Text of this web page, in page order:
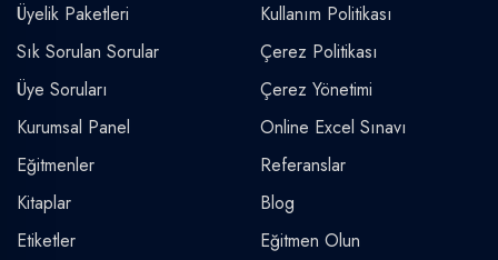
Üyelik Paketleri
Sık Sorulan Sorular
Üye Soruları
Kurumsal Panel
Eğitmenler
Kitaplar
Etiketler
Kullanım Politikası
Çerez Politikası
Çerez Yönetimi
Online Excel Sınavı
Referanslar
Blog
Eğitmen Olun